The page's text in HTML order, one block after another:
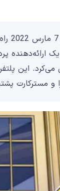
ارائه‌دهنده
و مسترکارت